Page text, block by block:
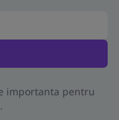
importanta pentru
.